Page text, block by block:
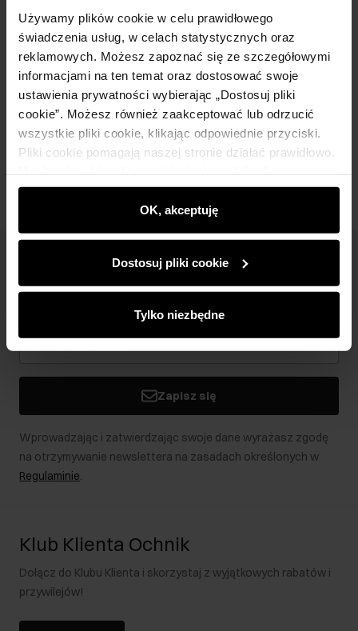
Używamy plików cookie w celu prawidłowego
świadczenia usług, w celach statystycznych oraz
reklamowych. Możesz zapoznać się ze szczegółowymi
informacjami na ten temat oraz dostosować swoje
ustawienia prywatności wybierając „Dostosuj pliki
cookie”. Możesz również zaakceptować lub odrzucić
wszystkie pliki cookie, klikając odpowiednie przyciski.
Pliki cookie pomagają naszej stronie działać prawidłowo.
wyświetlać im dopasowane do ich preferencji treści,
rekomendacje oraz komunikaty reklamowe informujące o
najnowszych promocjach w e-sklepie. Informacje o tym,
partnerom społecznościowym, reklamowym i
analitycznym. Partnerzy mogą połączyć te informacje z
podczas korzystania z ich usług.
OK, akceptuję
Dostosuj pliki cookie
Tylko niezbędne
Marynarka męska w kratkę MARMT-0015-
69(Z24)
399,90 zł
449,90 zł- najniższa cena z 30 dni przed
Wybierz rozmiar
Dodaj do koszyka
Newsletter
Bądź na bieżąco z nowościami i promocjami!
Zapisz się
Wprowadzając i zatwierdzając swoje dane wyrażasz zgodę
na otrzymywanie newslettera na zasadach określonych w
Regulaminie.
Klub Klienta Ochnik
Dołącz do Klubu Klienta i skorzystaj z wyjątkowych rabatów i
przywilejów!